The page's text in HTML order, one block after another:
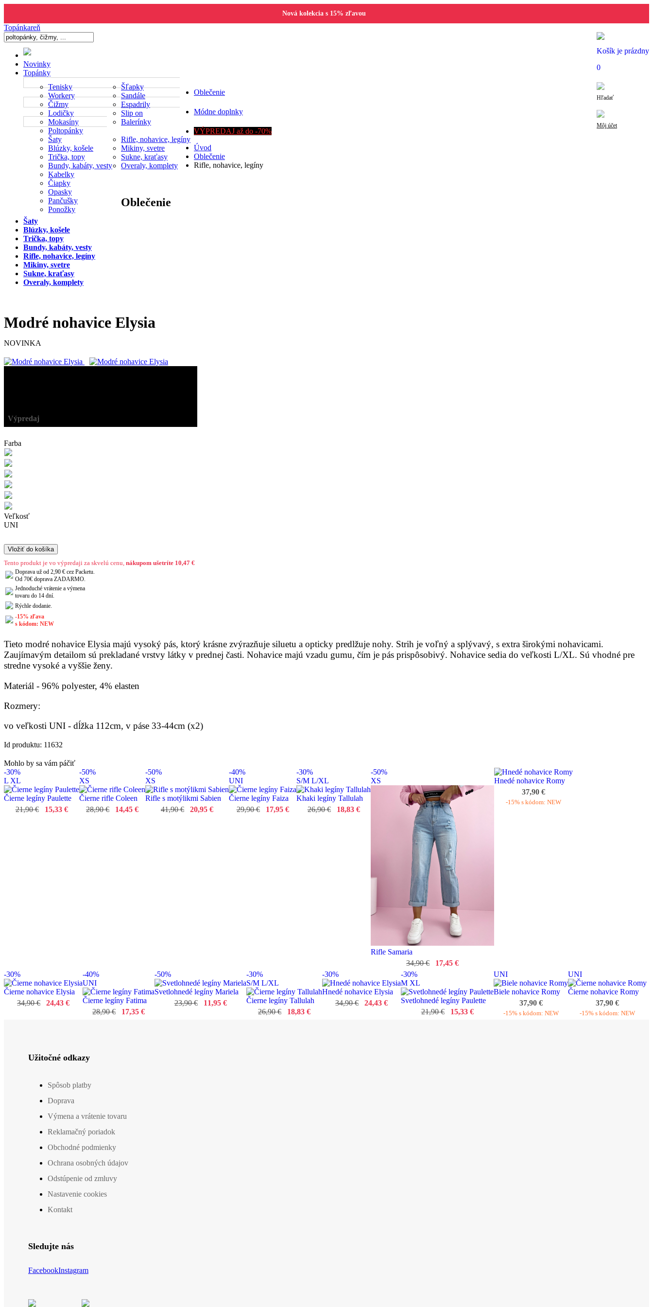
Nová kolekcia s 15% zľavou
Topánkareň
Košík je prázdny
0
Hľadať
Môj účet
Novinky
Topánky
Tenisky
Workery
Čižmy
Lodičky
Mokasíny
Poltopánky
Šľapky
Sandále
Espadrily
Slip on
Balerínky
Oblečenie
Šaty
Blúzky, košele
Trička, topy
Bundy, kabáty, vesty
Rifle, nohavice, legíny
Mikiny, svetre
Sukne, kraťasy
Overaly, komplety
Módne doplnky
Kabelky
Čiapky
Opasky
Pančušky
Ponožky
VÝPREDAJ až do -70%
Úvod
Oblečenie
Rifle, nohavice, legíny
Oblečenie
Šaty
Blúzky, košele
Trička, topy
Bundy, kabáty, vesty
Rifle, nohavice, legíny
Mikiny, svetre
Sukne, kraťasy
Overaly, komplety
Modré nohavice Elysia
NOVINKA
Výpredaj
Farba
Veľkosť
UNI
Vložiť do košíka
Tento produkt je vo výpredaji za skvelú cenu, nákupom ušetríte 10,47 €
Doprava už od 2,90 € cez Packetu.
Od 70€ doprava ZADARMO.
Jednoduché vrátenie a výmena
tovaru do 14 dní.
Rýchle dodanie.
-15% zľava
s kódom: NEW
Tieto modré nohavice Elysia majú vysoký pás, ktorý krásne zvýrazňuje siluetu a opticky predlžuje nohy. Strih je voľný a splývavý, s extra širokými nohavicami.
Zaujímavým detailom sú prekladané vrstvy látky v prednej časti. Nohavice majú vzadu gumu, čím je pás prispôsobivý. Nohavice sedia do veľkosti L/XL. Sú vhodné pre
stredne vysoké a vyššie ženy.
Materiál - 96% polyester, 4% elasten
Rozmery:
vo veľkosti UNI - dĺžka 112cm, v páse 33-44cm (x2)
Id produktu: 11632
Mohlo by sa vám páčiť
-30%
L XL
Čierne legíny Paulette
21,90 €
15,33 €
-50%
XS
Čierne rifle Coleen
28,90 €
14,45 €
-50%
XS
Rifle s motýlikmi Sabien
41,90 €
20,95 €
-40%
UNI
Čierne legíny Faiza
29,90 €
17,95 €
-30%
S/M L/XL
Khaki legíny Tallulah
26,90 €
18,83 €
-50%
XS
Rifle Samaria
34,90 €
17,45 €
Hnedé nohavice Romy
37,90 €
-15% s kódom: NEW
-30%
Čierne nohavice Elysia
34,90 €
24,43 €
-40%
UNI
Čierne legíny Fatima
28,90 €
17,35 €
-50%
Svetlohnedé legíny Mariela
23,90 €
11,95 €
-30%
S/M L/XL
Čierne legíny Tallulah
26,90 €
18,83 €
-30%
Hnedé nohavice Elysia
34,90 €
24,43 €
-30%
M XL
Svetlohnedé legíny Paulette
21,90 €
15,33 €
UNI
Biele nohavice Romy
37,90 €
-15% s kódom: NEW
UNI
Čierne nohavice Romy
37,90 €
-15% s kódom: NEW
Užitočné odkazy
Spôsob platby
Doprava
Výmena a vrátenie tovaru
Reklamačný poriadok
Obchodné podmienky
Ochrana osobných údajov
Odstúpenie od zmluvy
Nastavenie cookies
Kontakt
Sledujte nás
FacebookInstagram